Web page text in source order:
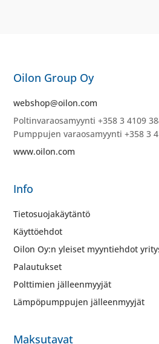
Oilon Group Oy
webshop@oilon.com
Poltinvaraosamyynti +358 3 4109
Pumppujen varaosamyynti +358 3
www.oilon.com
Info
Tietosuojakäytäntö
Käyttöehdot
Oilon Oy:n yleiset myyntiehdot
Palautukset
Polttimien jälleenmyyjät
Lämpöpumppujen jälleenmyyjät
Maksutavat